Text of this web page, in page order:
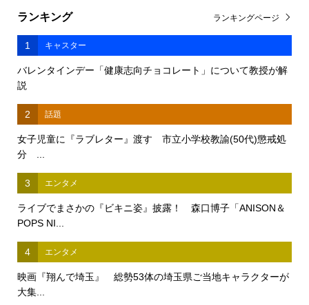
ランキング
1 キャスター
バレンタインデー「健康志向チョコレート」について教授が解
説
2 話題
女子児童に『ラブレター』渡す 市立小学校教諭(50代)懲戒処
分 ...
3 エンタメ
ライブでまさかの『ビキニ姿』披露！ 森口博子「ANISON＆
POPS NI...
4 エンタメ
映画『翔んで埼玉』 総勢53体の埼玉県ご当地キャラクターが
大集...
ランキングページ